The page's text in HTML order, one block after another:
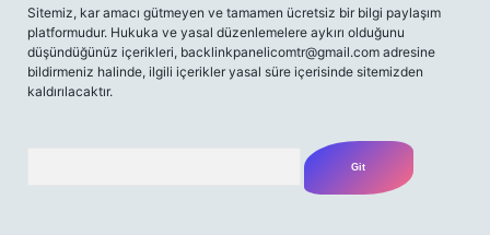
Sitemiz, kar amacı gütmeyen ve tamamen ücretsiz bir bilgi paylaşım
platformudur. Hukuka ve yasal düzenlemelere aykırı olduğunu
düşündüğünüz içerikleri, backlinkpanelicomtr@gmail.com adresine
bildirmeniz halinde, ilgili içerikler yasal süre içerisinde sitemizden
kaldırılacaktır.